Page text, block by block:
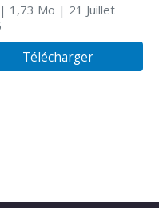
1,73 Mo | 21 Juillet
Télécharger